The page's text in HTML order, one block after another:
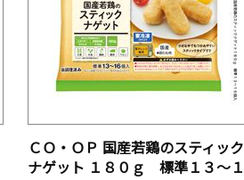
ＣＯ・ＯＰ 国産若鶏のスティック
ナゲット １８０ｇ 標準１３～１